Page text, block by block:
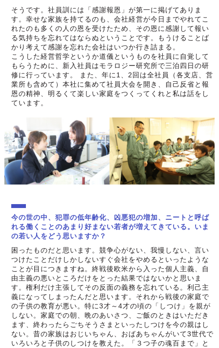
そうです。社員訓には「感謝報恩」が第一に掲げてありま
す。幸せな家族を持てるのも、会社経営が今日までやれてこ
れたのも多くの人の恩を受けたため、その恩に感謝して報い
る気持ちを忘れてはならぬということです。もうけることば
かり考えて感謝を忘れた会社はいつか行き詰まる。
こうした経営哲学というか道儀というものを社員に自覚して
もらうために、新入社員はモラロジー研究所で三泊四日の研
修に行っています。 また、年に1、2回は全社員（各支店、営
業所も含めて）本社に集めて社員大会を開き、自己反省と報
恩の精神、明るくて楽しい家庭をつくってくれと私は話をし
ています。
今の世の中、犯罪の低年齢化、凶悪犯の増加、ニートと呼ば
れる働くことのあまり好まない若者が増えてきている。いま
の若い人をどう思いますか？
困ったものだと思います。競争心がない、我慢しない、言い
つけたことだけしかしないすぐ会社をやめるといったような
ことが目につきますね。終戦後欧米から入った個人主義、自
由主義の悪いところだけをとった結果ではないかと思いま
す。権利だけ主張してその反面の義務を忘れている。利己主
義になってしまったんだと思います。それから戦後の家庭で
の子供の教育が悪い。特に3才～4才の頃の「しつけ」を親が
しない。家庭での朝、晩のあいさつ、ご飯のときはいただき
ます、終わったらごちそうさまといったしつけを今の親はし
ない。昔の家族はおじいちゃん、おばあちゃんがいて3世代で
いろいろと子供のしつけを教えた。「３つ子の魂百まで」と